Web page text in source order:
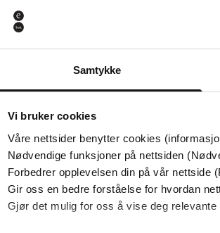
Samtykke
Vi bruker cookies
Våre nettsider benytter cookies
Nødvendige funksjoner på nettsiden
Forbedrer opplevelsen din på vår nettside
Gir oss en bedre forståelse for hvordan
Gjør det mulig for oss å vise deg